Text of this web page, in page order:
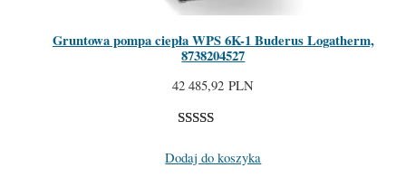
Gruntowa pompa ciepła WPS 6K-1 Buderus Logatherm,
8738204527
42 485,92PLN
2.33na 5 na
Dodaj do koszyka